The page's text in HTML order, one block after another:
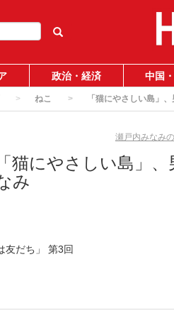
政治・経済 中国
ねこ 「猫にやさしい島」
瀬戸内みなみ
「猫にやさしい島」
み
友だち」 第3回